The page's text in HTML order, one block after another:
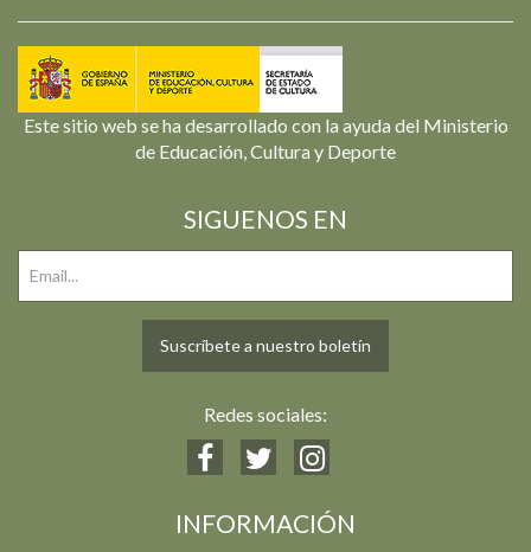
Este sitio web se ha desarrollado con la ayuda del Ministerio
de Educación, Cultura y Deporte
SIGUENOS EN
Suscríbete a nuestro boletín
Redes sociales:
INFORMACIÓN